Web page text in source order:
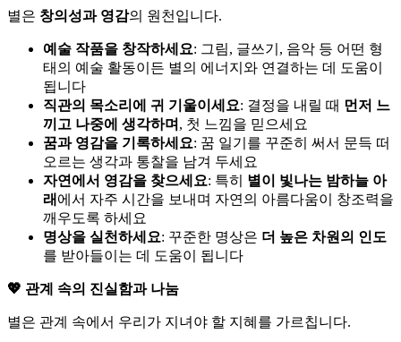
별은 창의성과 영감의 원천입니다.
예술 작품을 창작하세요: 그림, 글쓰기, 음악 등 어떤 형
태의 예술 활동이든 별의 에너지와 연결하는 데 도움이
됩니다
직관의 목소리에 귀 기울이세요: 결정을 내릴 때 먼저 느
끼고 나중에 생각하며 , 첫 느낌을 믿으세요
꿈과 영감을 기록하세요: 꿈 일기를 꾸준히 써서 문득 떠
오르는 생각과 통찰을 남겨 두세요
자연에서 영감을 찾으세요: 특히 별이 빛나는 밤하늘 아
래 에서 자주 시간을 보내며 자연의 아름다움이 창조력을
깨우도록 하세요
명상을 실천하세요: 꾸준한 명상은 더 높은 차원의 인도
를 받아들이는 데 도움이 됩니다
💖 관계 속의 진실함과 나눔
별은 관계 속에서 우리가 지녀야 할 지혜를 가르칩니다.